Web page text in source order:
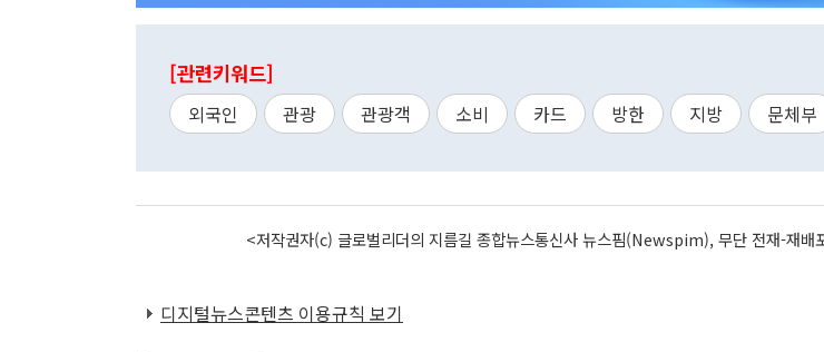
[관련키워드]
외국인 관광 관광객 소비 카드 방한 지방 문체부
<저작권자(c) 글로벌리더의 지름길 종합뉴스통신사 뉴스핌(Newspim), 무단 전재-재배
디지털뉴스콘텐츠 이용규칙 보기